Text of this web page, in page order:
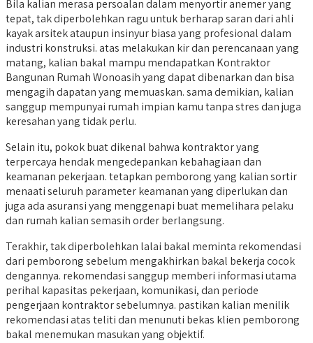
Bila kalian merasa persoalan dalam menyortir anemer yang
tepat, tak diperbolehkan ragu untuk berharap saran dari ahli
kayak arsitek ataupun insinyur biasa yang profesional dalam
industri konstruksi. atas melakukan kir dan perencanaan yang
matang, kalian bakal mampu mendapatkan Kontraktor
Bangunan Rumah Wonoasih yang dapat dibenarkan dan bisa
mengagih dapatan yang memuaskan. sama demikian, kalian
sanggup mempunyai rumah impian kamu tanpa stres dan juga
keresahan yang tidak perlu.
Selain itu, pokok buat dikenal bahwa kontraktor yang
terpercaya hendak mengedepankan kebahagiaan dan
keamanan pekerjaan. tetapkan pemborong yang kalian sortir
menaati seluruh parameter keamanan yang diperlukan dan
juga ada asuransi yang menggenapi buat memelihara pelaku
dan rumah kalian semasih order berlangsung.
Terakhir, tak diperbolehkan lalai bakal meminta rekomendasi
dari pemborong sebelum mengakhirkan bakal bekerja cocok
dengannya. rekomendasi sanggup memberi informasi utama
perihal kapasitas pekerjaan, komunikasi, dan periode
pengerjaan kontraktor sebelumnya. pastikan kalian menilik
rekomendasi atas teliti dan menunuti bekas klien pemborong
bakal menemukan masukan yang objektif.